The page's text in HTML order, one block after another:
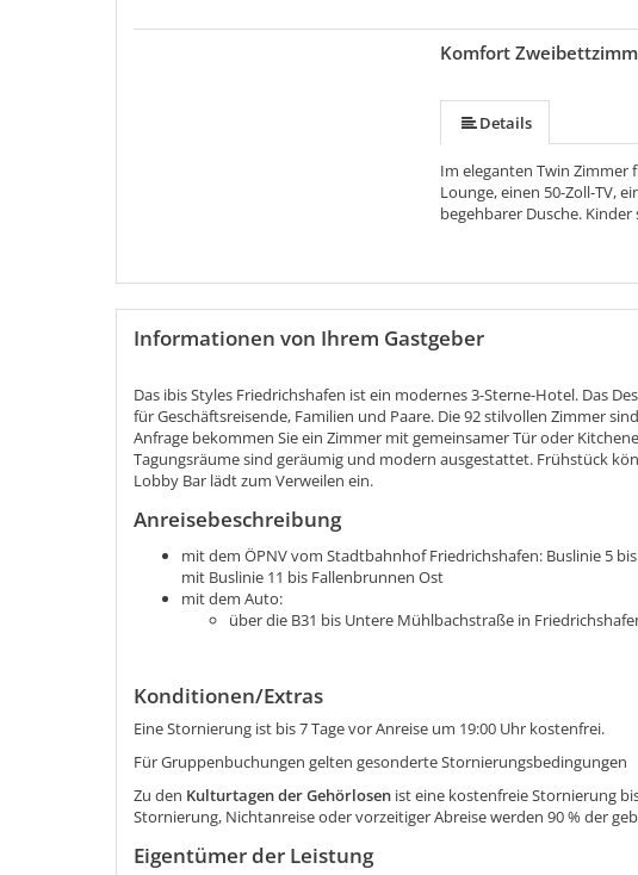
Komfort
Details
Im eleganten Twin Zimmer
Lounge, einen 50-Zoll-TV,
begehbarer Dusche.
Informationen von Ihrem Gastgeber
Das ibis Styles Friedrichshafen ist ein modernes 3-Sterne-Hotel. Das
für Geschäftsreisende, Familien und Paare. Die 92 stilvollen Zimmer
Anfrage bekommen Sie ein Zimmer mit gemeinsamer Tür oder
Tagungsräume sind geräumig und modern ausgestattet. Frühstück
Lobby Bar lädt zum Verweilen ein.
Anreisebeschreibung
mit dem ÖPNV vom Stadtbahnhof Friedrichshafen: Buslinie 5
mit Buslinie 11 bis Fallenbrunnen Ost
mit dem Auto:
über die B31 bis Untere Mühlbachstraße in
Konditionen/Extras
Eine Stornierung ist bis 7 Tage vor Anreise um 19:00 Uhr kostenfrei.
Für Gruppenbuchungen gelten gesonderte Stornierungsbedingungen
Zu den Kulturtagen der Gehörlosen ist eine kostenfreie Stornierung
Stornierung, Nichtanreise oder vorzeitiger Abreise werden 90 % der
Eigentümer der Leistung